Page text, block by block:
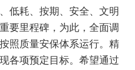
低耗、按期、安全、文明
要里程碑，为此，全面调
照质量安保体系运行。精
各项预定目标。希望通过